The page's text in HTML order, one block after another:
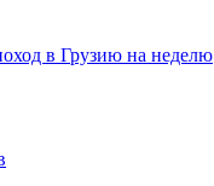
в Грузию на неделю